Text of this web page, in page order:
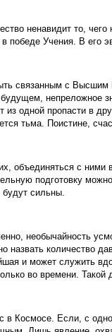
ненавидит то,
победе Учения. В его
связанным с Высшим
будущем,
одной пропасти в
тьма. Поистине,
объединяться с ними
подготовку
сильны.
необычайность
назвать количество
и может служить
во времени.
в Космосе. Если, с